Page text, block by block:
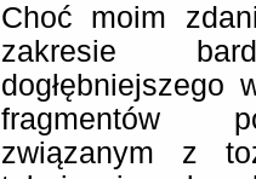
Choć moim
zakresie
dogłębniejszego
fragmentów
związanym z